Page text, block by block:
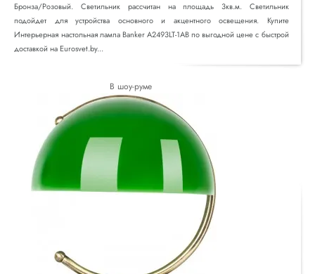
Бронза/Розовый. Светильник рассчитан на площадь 3кв.м. Светильник
подойдет для устройства основного и акцентного освещения. Купите
Интерьерная настольная лампа Banker A2493LT-1AB по выгодной цене с быстрой
доставкой на Eurosvet.by...
В шоу-руме